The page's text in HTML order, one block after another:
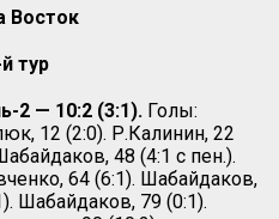
Восток
тур
2 — 10:2 (3:1). Голы:
12 (2:0). Р.Калинин, 22
48 (4:1 с пен.).
64 (6:1). Шабайдаков,
Шабайдаков, 79 (0:1).